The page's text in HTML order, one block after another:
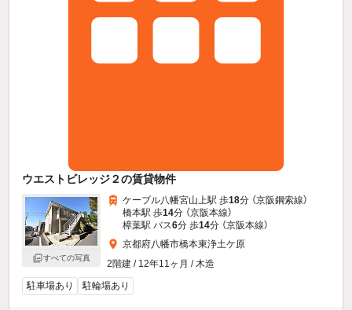
ウエストビレッジ２の賃貸物件
すべての写真
ケーブル八幡宮山上駅 歩18分 （京阪鋼索線）
橋本駅 歩14分 （京阪本線）
樟葉駅 バス6分 歩14分 （京阪本線）
京都府八幡市橋本東浄土ケ原
2階建 / 12年11ヶ月 / 木造
駐車場あり
駐輪場あり